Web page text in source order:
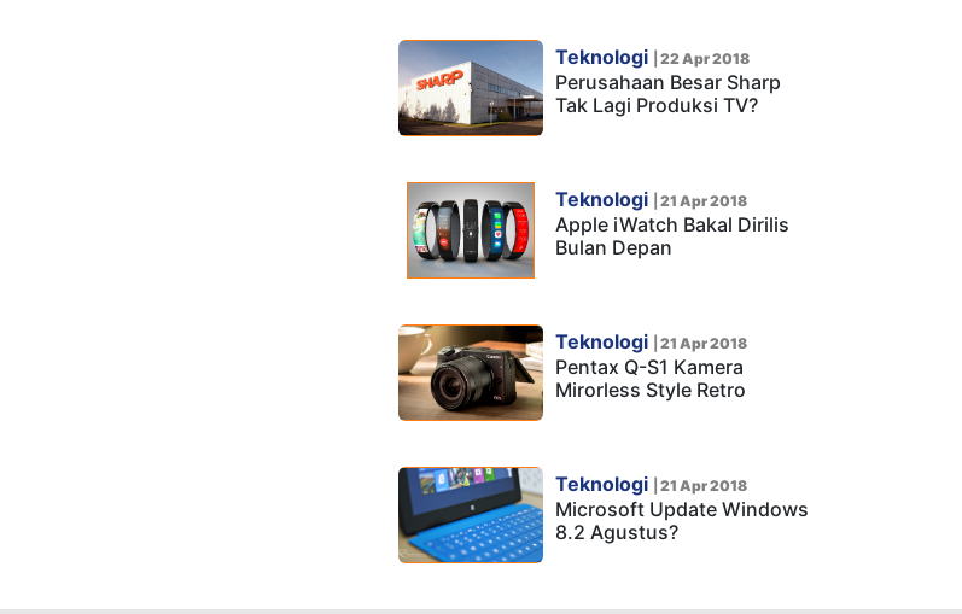
Teknologi 22 Apr 2018
Perusahaan Besar Sharp
Tak Lagi Produksi TV?
Teknologi 21 Apr 2018
Apple iWatch Bakal Dirilis
Bulan Depan
Teknologi 21 Apr 2018
Pentax Q-S1 Kamera
Mirorless Style Retro
Teknologi 21 Apr 2018
Microsoft Update Windows
8.2 Agustus?